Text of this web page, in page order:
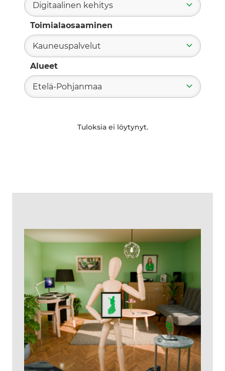
Digitaalinen kehitys
Toimialaosaaminen
Kauneuspalvelut
Alueet
Etelä-Pohjanmaa
Tuloksia ei löytynyt.